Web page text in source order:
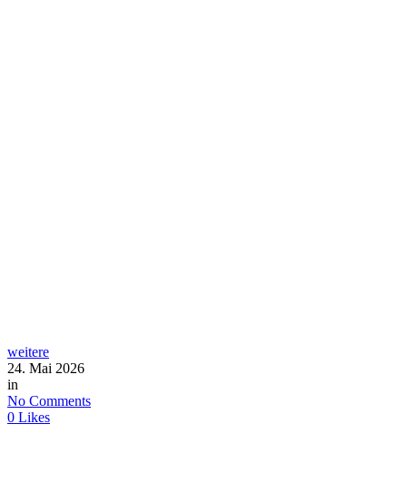
weitere
24. Mai 2026
in
No Comments
0 Likes